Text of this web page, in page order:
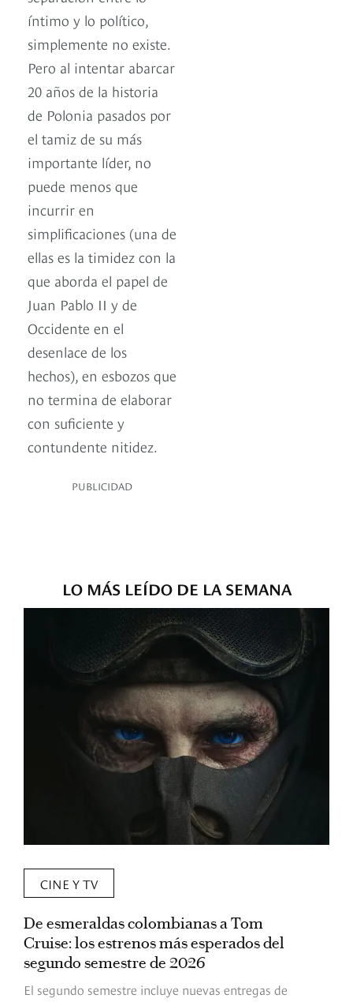
íntimo y lo político,
simplemente no existe.
Pero al intentar abarcar
20 años de la historia
de Polonia pasados por
el tamiz de su más
importante líder, no
puede menos que
incurrir en
simplificaciones (una de
ellas es la timidez con la
que aborda el papel de
Juan Pablo II y de
Occidente en el
desenlace de los
hechos), en esbozos que
no termina de elaborar
con suficiente y
contundente nitidez.
PUBLICIDAD
LO MÁS LEÍDO DE LA SEMANA
CINE Y TV
De esmeraldas colombianas a Tom
Cruise: los estrenos más esperados del
segundo semestre de 2026
El segundo semestre incluye nuevas entregas de